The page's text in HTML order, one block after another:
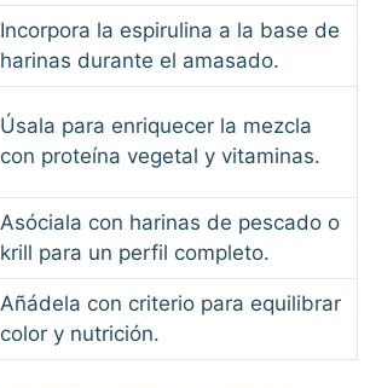
Incorpora la espirulina a la base de
harinas durante el amasado.
Úsala para enriquecer la mezcla
con proteína vegetal y vitaminas.
Asóciala con harinas de pescado o
krill para un perfil completo.
Añádela con criterio para equilibrar
color y nutrición.